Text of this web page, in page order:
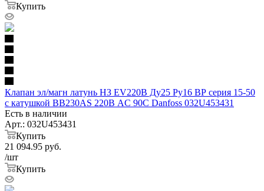
Купить
Клапан эл/магн латунь НЗ EV220B Ду25 Ру16 ВР серия 15-50
с катушкой ВВ230AS 220В AC 90С Danfoss 032U453431
Есть в наличии
Арт.: 032U453431
Купить
21 094.95 руб.
/шт
Купить